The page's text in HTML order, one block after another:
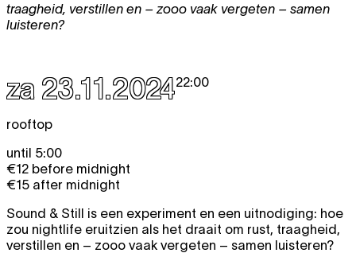
traagheid, verstillen en – zooo vaak vergeten – samen
luisteren?
za 23.11.202422:00
rooftop
until 5:00
€12 before midnight
€15 after midnight
Sound & Still is een experiment en een uitnodiging: hoe
zou nightlife eruitzien als het draait om rust, traagheid,
verstillen en – zooo vaak vergeten – samen luisteren?